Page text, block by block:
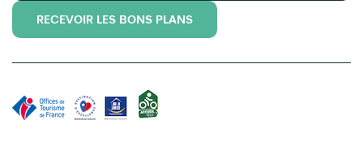
RECEVOIR LES BONS PLANS